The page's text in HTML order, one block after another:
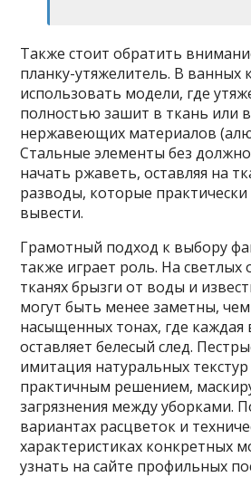
Также стоит обратить
планку-утяжелитель. В ванных
использовать модели, где
полностью зашит в ткань или
нержавеющих материалов
Стальные элементы без
начать ржаветь, оставляя на
разводы, которые
вывести.
Грамотный подход к выбору
также играет роль. На
тканях брызги от воды и
могут быть менее заметны,
насыщенных тонах, где каждая
оставляет белесый след.
имитация натуральных
практичным решением,
загрязнения между уборками.
вариантах расцветок и
характеристиках конкретных
узнать на сайте профильных